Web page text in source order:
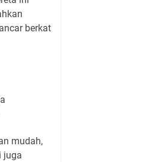
berkat
mudah,
juga